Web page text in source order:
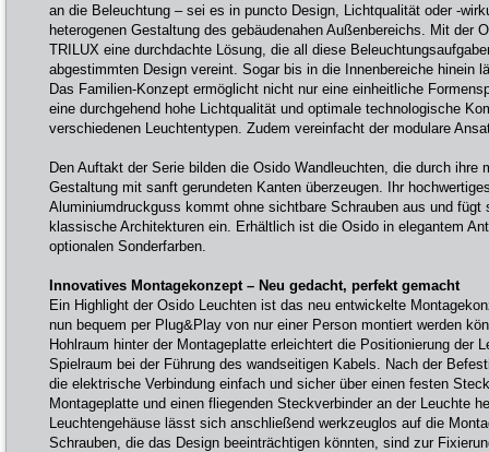
an die Beleuchtung – sei es in puncto Design, Lichtqualität oder -
heterogenen Gestaltung des gebäudenahen Außenbereichs. Mit der
TRILUX eine durchdachte Lösung, die all diese
abgestimmten Design vereint. Sogar bis in die Innenbereiche hinein
Das Familien-Konzept ermöglicht nicht nur eine einheitliche
eine durchgehend hohe Lichtqualität und optimale technologische
verschiedenen Leuchtentypen. Zudem vereinfacht der modulare
Den Auftakt der Serie bilden die Osido Wandleuchten, die durch ihre
Gestaltung mit sanft gerundeten Kanten überzeugen. Ihr
Aluminiumdruckguss kommt ohne sichtbare Schrauben aus und fügt
klassische Architekturen ein. Erhältlich ist die Osido in elegantem
optionalen Sonderfarben.
Innovatives Montagekonzept – Neu gedacht, perfekt gemacht
Ein Highlight der Osido Leuchten ist das neu entwickelte
nun bequem per Plug&Play von nur einer Person montiert werden
Hohlraum hinter der Montageplatte erleichtert die Positionierung der
Spielraum bei der Führung des wandseitigen Kabels. Nach der
die elektrische Verbindung einfach und sicher über einen festen
Montageplatte und einen fliegenden Steckverbinder an der Leuchte
Leuchtengehäuse lässt sich anschließend werkzeuglos auf die
Schrauben, die das Design beeinträchtigen könnten, sind zur